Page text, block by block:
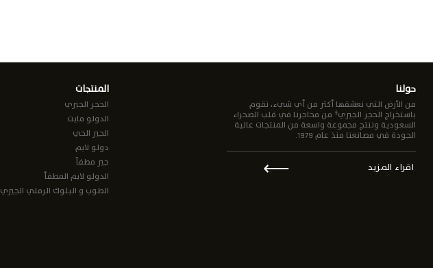
حولنا
من الأرض التي نعشقها أكثر من أي شيء، نقوم
باستخراج الحجر الجيري† من محاجرنا في قلب الصحراء
السعودية وننتج مجموعة واسعة من المنتجات عالية
الجودة في مصانعنا منذ عام 1979.
اقراء المزيد ⟵
المنتجات
الحجر الجيري
الدولو مايت
الجير الحي
دولو لايم
جير مطفأ
الدولو لايم المطفأ
الطوب و البلوك الرملي الجيري